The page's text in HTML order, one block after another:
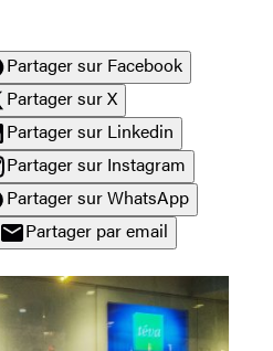
Partager sur Facebook
Partager sur X
Partager sur Linkedin
Partager sur Instagram
Partager sur WhatsApp
Partager par email